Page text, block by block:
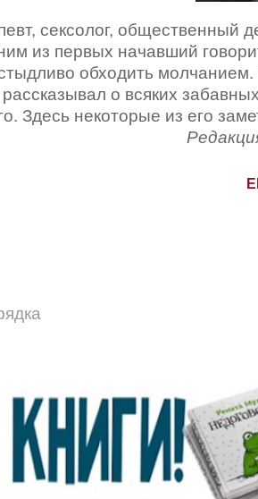
сексолог, общественный
из первых начавший
обходить молчанием.
о всяких забавных
Здесь некоторые из его